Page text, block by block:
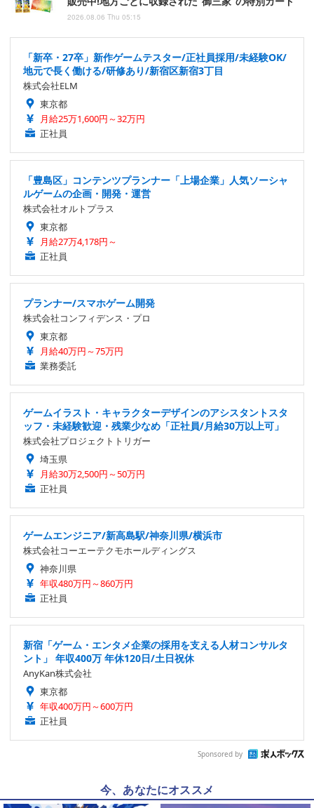
2026.08.06 Thu 05:15
「新卒・27卒」新作ゲームテスター/正社員採用/未経験OK/
地元で長く働ける/研修あり/新宿区新宿3丁目
株式会社ELM
東京都
月給25万1,600円～32万円
正社員
「豊島区」コンテンツプランナー「上場企業」人気ソーシャ
ルゲームの企画・開発・運営
株式会社オルトプラス
東京都
月給27万4,178円～
正社員
プランナー/スマホゲーム開発
株式会社コンフィデンス・プロ
東京都
月給40万円～75万円
業務委託
ゲームイラスト・キャラクターデザインのアシスタントスタ
ッフ・未経験歓迎・残業少なめ「正社員/月給30万以上可」
株式会社プロジェクトトリガー
埼玉県
月給30万2,500円～50万円
正社員
ゲームエンジニア/新高島駅/神奈川県/横浜市
株式会社コーエーテクモホールディングス
神奈川県
年収480万円～860万円
正社員
新宿「ゲーム・エンタメ企業の採用を支える人材コンサルタ
ント」 年収400万 年休120日/土日祝休
AnyKan株式会社
東京都
年収400万円～600万円
正社員
Sponsored by
今、あなたにオススメ